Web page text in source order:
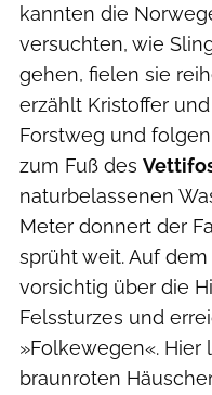
kannten die
versuchten, wie
gehen, fielen sie
erzählt Kristoffer
Forstweg und
zum Fuß des
naturbelassenen
Meter donnert der
sprüht weit. Auf
vorsichtig über die
Felssturzes und
»Folkewegen«.
braunroten